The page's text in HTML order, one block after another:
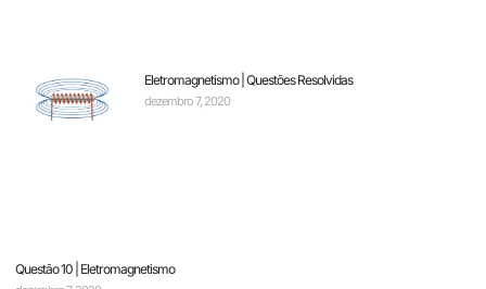
Eletromagnetismo | Questões Resolvidas
dezembro 7, 2020
Questão 10 | Eletromagnetismo